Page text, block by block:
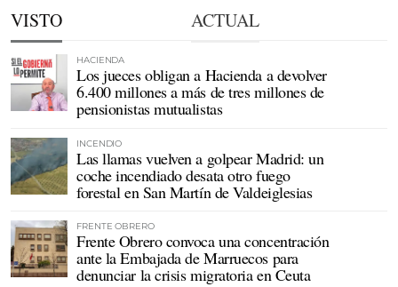
VISTO ACTUAL
HACIENDA
Los jueces obligan a Hacienda a devolver
6.400 millones a más de tres millones de
pensionistas mutualistas
INCENDIO
Las llamas vuelven a golpear Madrid: un
coche incendiado desata otro fuego
forestal en San Martín de Valdeiglesias
FRENTE OBRERO
Frente Obrero convoca una concentración
ante la Embajada de Marruecos para
denunciar la crisis migratoria en Ceuta